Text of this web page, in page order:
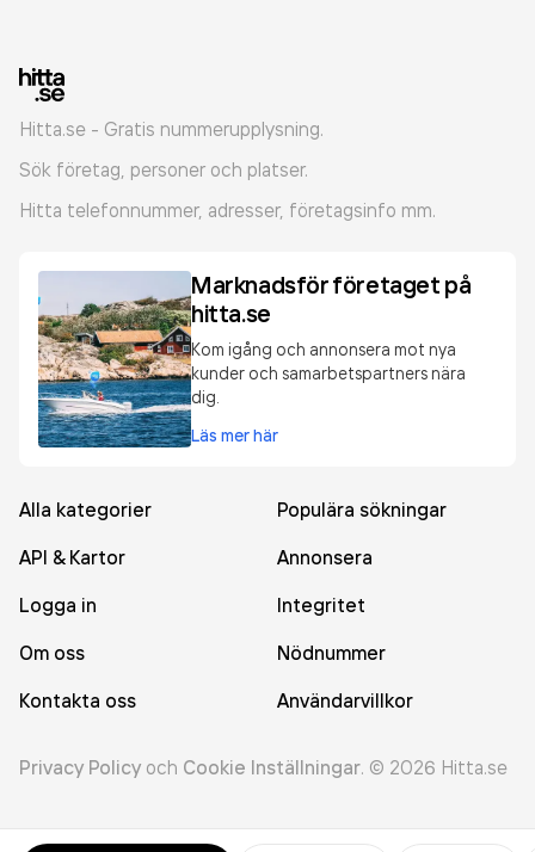
Hitta.se - Gratis nummerupplysning.
Sök företag, personer och platser.
Hitta telefonnummer, adresser, företagsinfo mm.
Marknadsför företaget på
hitta.se
Kom igång och annonsera mot nya
kunder och samarbetspartners nära
dig.
Läs mer här
Alla kategorier
Populära sökningar
API & Kartor
Annonsera
Logga in
Integritet
Om oss
Nödnummer
Kontakta oss
Användarvillkor
Privacy Policy och Cookie Inställningar. © 2026 Hitta.se